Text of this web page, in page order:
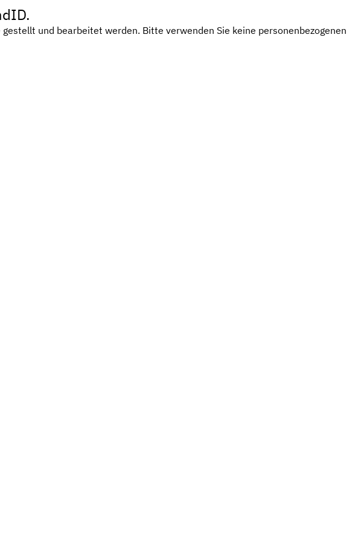
und bearbeitet werden. Bitte verwenden Sie keine personenbezogenen